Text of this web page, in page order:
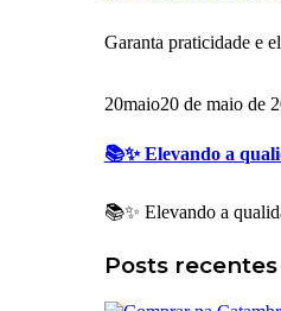
Garanta praticidade e
20maio20 de maio de
📚✨ Elevando a
📚✨ Elevando a
Posts recentes